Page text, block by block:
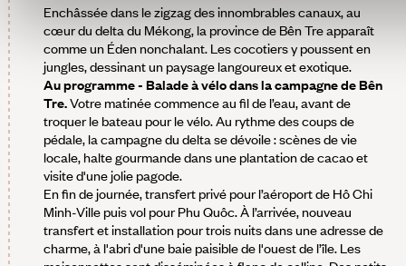
Enchâssée dans le zigzag des innombrables canaux, au
cœur du delta du Mékong, la province de Bên Tre apparaît
comme un Éden nonchalant. Les cocotiers y poussent en
jungles, dessinant un paysage langoureux et exotique.
Au programme - Balade à vélo dans la campagne de Bên
Tre.Votre matinée commence au fil de l’eau, avant de
troquer le bateau pour le vélo. Au rythme des coups de
pédale, la campagne du delta se dévoile : scènes de vie
locale, halte gourmande dans une plantation de cacao et
visite d'une jolie pagode.
En fin de journée, transfert privé pour l’aéroport de Hô Chi
Minh-Ville puis vol pour Phu Quôc. À l’arrivée, nouveau
transfert et installation pour trois nuits dans une adresse de
charme, à l'abri d'une baie paisible de l'ouest de l’île. Les